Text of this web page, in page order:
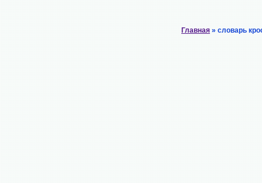
Главная » словарь